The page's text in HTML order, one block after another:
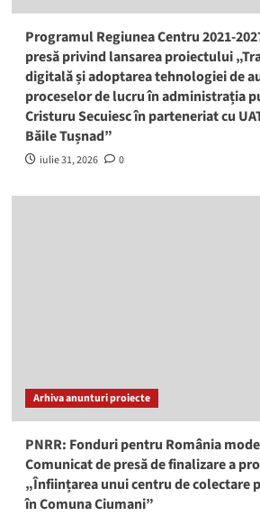
Programul Regiunea Centru 2021-
presă privind lansarea proiectului
digitală și adoptarea tehnologiei de
proceselor de lucru în administrația
Cristuru Secuiesc în parteneriat cu
Băile Tușnad”
iulie 31, 2026 0
Arhiva anunturi proiecte
PNRR: Fonduri pentru România
Comunicat de presă de finalizare a
„Înființarea unui centru de colectare
în Comuna Ciumani”